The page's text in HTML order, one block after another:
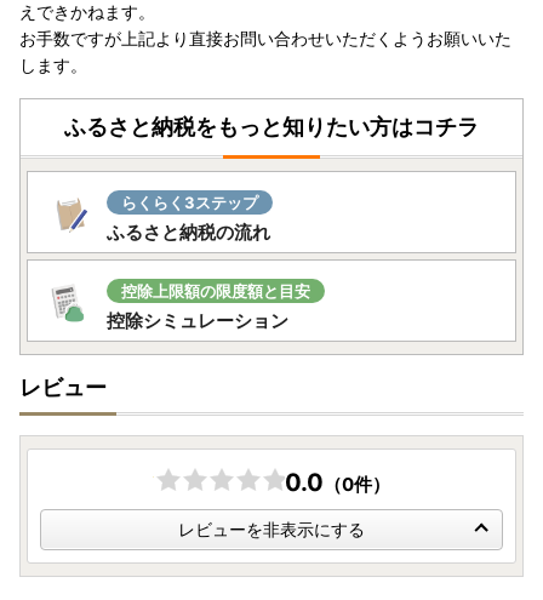
えできかねます。
お手数ですが上記より直接お問い合わせいただくようお願いいた
します。
ふるさと納税をもっと知りたい方はコチラ
らくらく3ステップ
ふるさと納税の流れ
控除上限額の限度額と目安
控除シミュレーション
レビュー
0.0 （0件）
レビューを非表示にする